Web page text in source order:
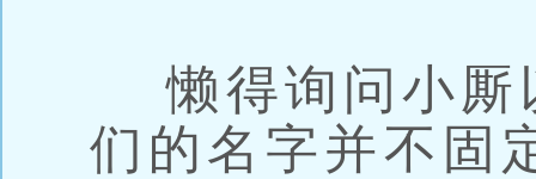
懒得询问小厮
们的名字并不固